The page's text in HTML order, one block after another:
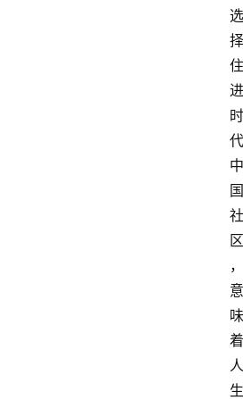
选
择
住
进
时
代
中
国
社
区
，
意
味
着
人
生